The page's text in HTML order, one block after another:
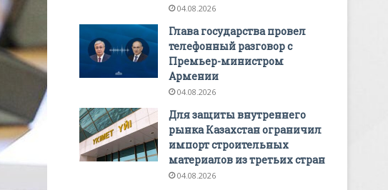
04.08.2026
Глава государства провел
телефонный разговор с
Премьер-министром
Армении
04.08.2026
Для защиты внутреннего
рынка Казахстан ограничил
импорт строительных
материалов из третьих стран
04.08.2026